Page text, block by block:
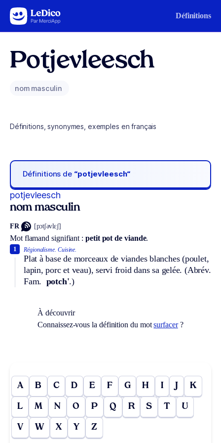
Aller au contenu Définitions
Potjevleesch
nom masculin
Définitions, synonymes, exemples en français
Définitions de “potjevleesch“
potjevleesch
nom masculin
FR [pɔtʃəvlɛʃ]
Mot flamand signifiant : petit pot de viande.
Régionalisme. Cuisine.
Plat à base de morceaux de viandes blanches (poulet,
lapin, porc et veau), servi froid dans sa gelée. (Abrév.
Fam. potch'.)
1
À découvrir
Connaissez-vous la définition du motsurfacer?
A B C D E F G H I J K
L M N O P Q R S T U
V W X Y Z